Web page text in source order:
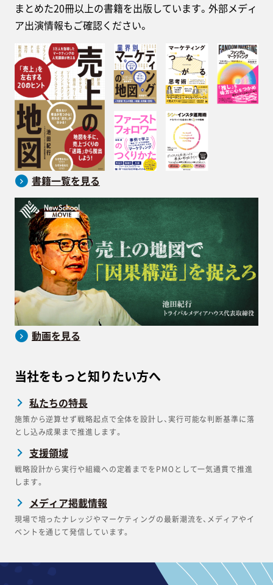
まとめた20冊以上の書籍を出版しています。外部メディ
ア出演情報もご確認ください。
書籍一覧を見る
動画を見る
当社をもっと知りたい方へ
私たちの特長
施策から逆算せず戦略起点で全体を設計し、実行可能な判断基準に落
とし込み成果まで推進します。
支援領域
戦略設計から実行や組織への定着までをPMOとして一気通貫で推進
します。
メディア掲載情報
現場で培ったナレッジやマーケティングの最新潮流を、メディアやイ
ベントを通じて発信しています。